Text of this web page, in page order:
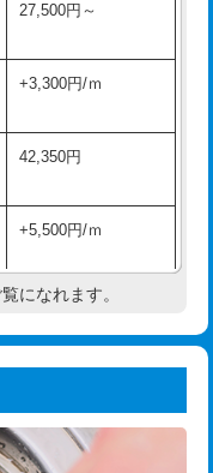
16,500円
現場見積
5,500円
5,500円
11,000円
44,000円
27,500円～
+3,300円/ｍ
42,350円
+5,500円/ｍ
現地調査
+3,300円
になれます。